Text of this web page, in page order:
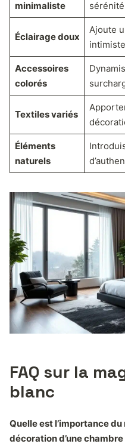
minimaliste
Éclairage doux
Ajoute
Accessoires
colorés
Textiles variés
Éléments
naturels
FAQ sur la
blanc
Quelle est l’importance
décoration d’une chambre